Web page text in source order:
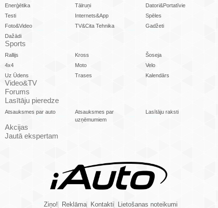
Enerģētika Tālruņi
Datori&Portatīvie
Testi
Internets&App
Spēles
Foto&Video
TV&Cita Tehnika
Gadžeti
Dažādi
Sports
Rallijs Kross
Šoseja
4x4
Moto
Velo
Uz Ūdens
Trases Kalendārs
Video&TV
Forums
Lasītāju pieredze
Atsauksmes par auto
Atsauksmes par
uzņēmumiem
Lasītāju raksti
Akcijas
Jautā ekspertam
Ziņo! Reklāma Kontakti Lietošanas noteikumi